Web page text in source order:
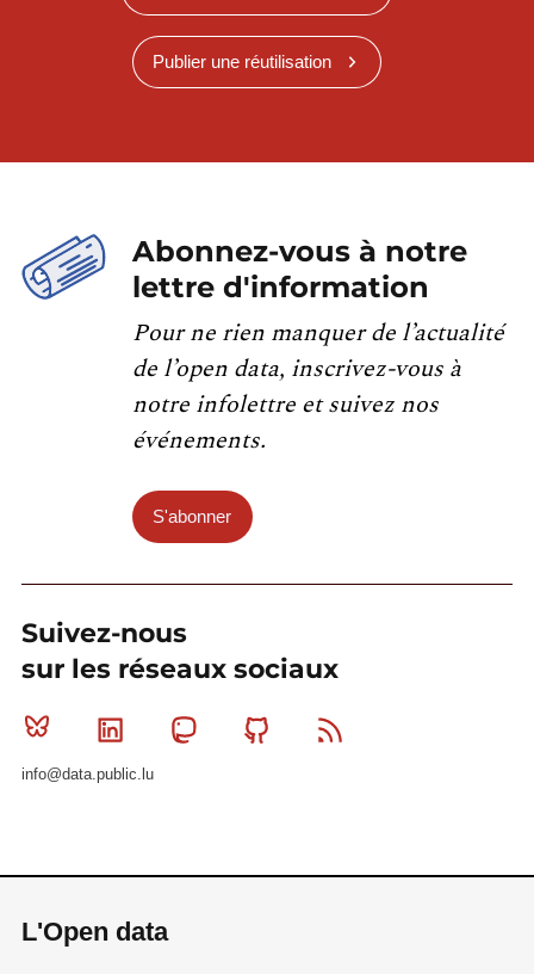
Publier une réutilisation
Abonnez-vous à notre
lettre d'information
Pour ne rien manquer de l’actualité
de l’open data, inscrivez-vous à
notre infolettre et suivez nos
événements.
S'abonner
Suivez-nous
sur les réseaux sociaux
Bluesky Linkedin MastodonGithub
info@data.public.lu
L'Open data